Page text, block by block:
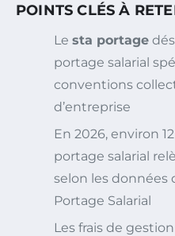
POINTS CLÉS À
Le sta portage
portage salarial
conventions
d’entreprise
En 2026, environ
portage salarial
selon les données
Portage Salarial
Les frais de